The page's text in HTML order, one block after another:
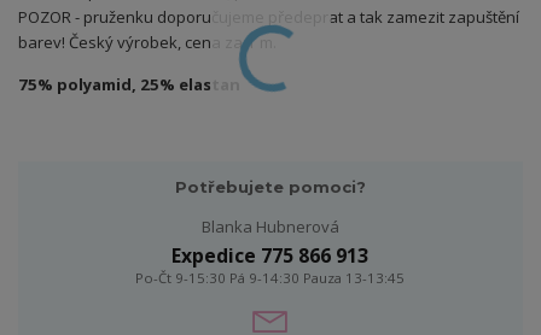
POZOR - pruženku doporučujeme předeprat a tak zamezit zapuštění
barev! Český výrobek, cena za 1 m.
75% polyamid, 25% elastan
Potřebujete pomoci?
Blanka Hubnerová
Expedice 775 866 913
Po-Čt 9-15:30 Pá 9-14:30 Pauza 13-13:45